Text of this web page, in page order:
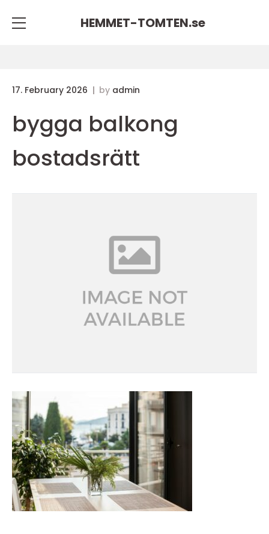
HEMMET-TOMTEN.se
17. February 2026 by admin
bygga balkong
bostadsrätt